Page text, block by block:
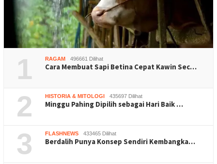
1 RAGAM 496661 Dilihat
Cara Membuat Sapi Betina Cepat Kawin Sec…
2 HISTORIA & MITOLOGI 435697 Dilihat
Minggu Pahing Dipilih sebagai Hari Baik …
3 FLASHNEWS 433465 Dilihat
Berdalih Punya Konsep Sendiri Kembangka…